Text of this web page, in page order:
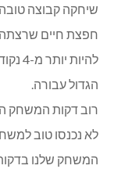
שיחקה קבוצה
חפצת חיים שרצתה
הגדול עבורה.
רוב דקות המשחק
לא נכנסו טוב
המשחק שלנו בדקות